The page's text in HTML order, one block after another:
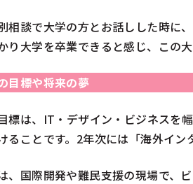
相談で大学の方とお話しした時に
り大学を卒業できると感じ、この
目標や将来の夢
標は、IT・デザイン・ビジネスを
ることです。2年次には「海外イン
、国際開発や難民支援の現場で、